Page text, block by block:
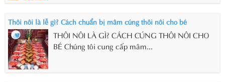
Thôi nôi là lễ gì? Cách chuẩn bị mâm cúng thôi nôi cho bé
THÔI NÔI LÀ GÌ? CÁCH CÚNG THÔI NÔI CHO
BÉ Chúng tôi cung cấp mâm...